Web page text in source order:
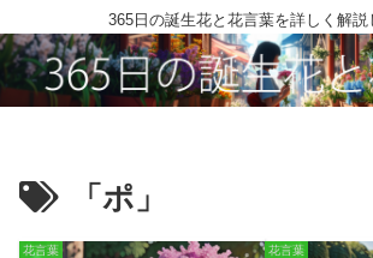
365日の誕生花と花言葉を詳しく解説
「ポ」
花言葉 花言葉